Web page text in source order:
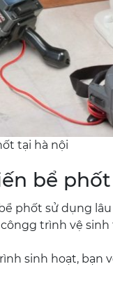
tại hà nội
bể
phốt sử dụng
trình vệ
sinh hoạt, bạn